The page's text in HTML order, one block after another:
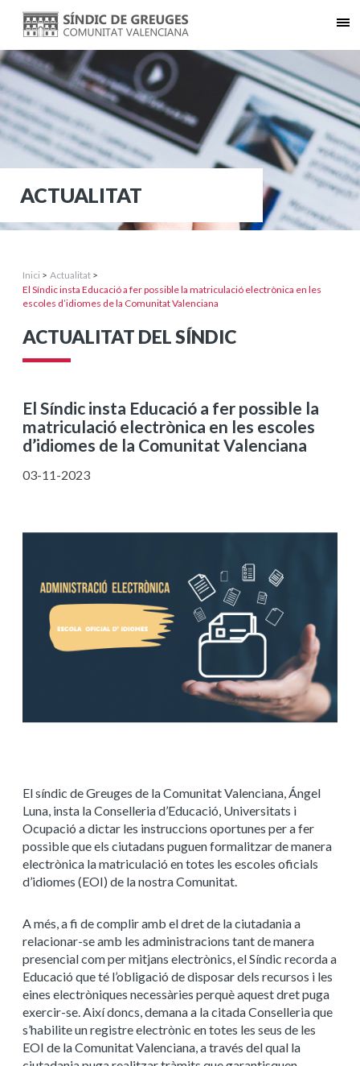
ACTUALITAT
Inici > Actualitat >
El Síndic insta Educació a fer possible la matriculació electrònica en les
escoles d’idiomes de la Comunitat Valenciana
ACTUALITAT DEL SÍNDIC
El Síndic insta Educació a fer possible la
matriculació electrònica en les escoles
d’idiomes de la Comunitat Valenciana
03-11-2023
El síndic de Greuges de la Comunitat Valenciana, Ángel
Luna, insta la Conselleria d’Educació, Universitats i
Ocupació a dictar les instruccions oportunes per a fer
possible que els ciutadans puguen formalitzar de manera
electrònica la matriculació en totes les escoles oficials
d’idiomes (EOI) de la nostra Comunitat.
A més, a fi de complir amb el dret de la ciutadania a
relacionar-se amb les administracions tant de manera
presencial com per mitjans electrònics, el Síndic recorda a
Educació que té l’obligació de disposar dels recursos i les
eines electròniques necessàries perquè aquest dret puga
exercir-se. Així doncs, demana a la citada Conselleria que
s’habilite un registre electrònic en totes les seus de les
EOI de la Comunitat Valenciana, a través del qual la